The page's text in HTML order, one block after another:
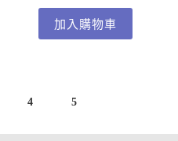
加入購物車
4 5